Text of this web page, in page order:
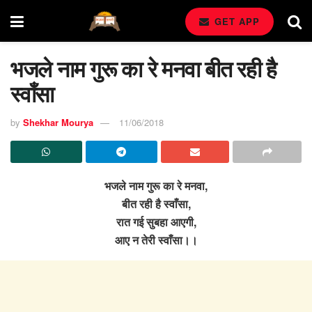
GET APP
भजले नाम गुरू का रे मनवा बीत रही है
स्वाँसा
by Shekhar Mourya 11/06/2018
भजले नाम गुरू का रे मनवा,
बीत रही है स्वाँसा,
रात गई सुबहा आएगी,
आए न तेरी स्वाँसा।।